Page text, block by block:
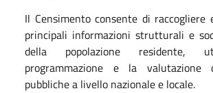
Il Censimento consente di raccogliere
principali informazioni strutturali e
della popolazione
programmazione e la valutazione
pubbliche a livello nazionale e locale.